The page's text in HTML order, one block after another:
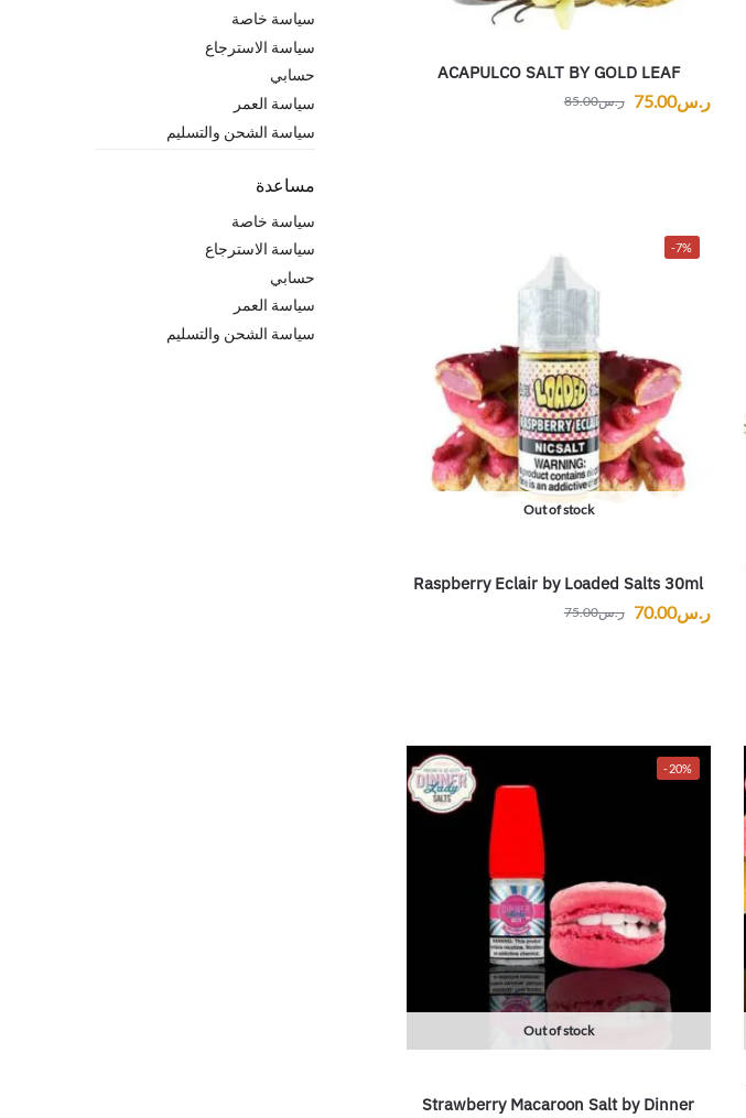
ACAPULCO SALT BY GOLD LEAF
ر.س85.00 ر.س75.00
-7%
Out of stock
Raspberry Eclair by Loaded Salts 30ml
ر.س75.00 ر.س70.00
-20%
Out of stock
Strawberry Macaroon Salt by Dinner
سياسة خاصة
سياسة الاسترجاع
حسابي
سياسة العمر
سياسة الشحن والتسليم
مساعدة
سياسة خاصة
سياسة الاسترجاع
حسابي
سياسة العمر
سياسة الشحن والتسليم